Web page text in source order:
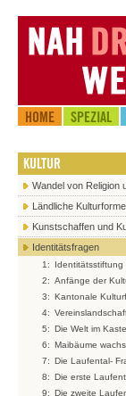
HOME SPEZIAL
KULTUR
Wandel von Religion
Ländliche
Kunstschaffen und
Identitätsfragen
1:
Identitätsstiftung
2: Anfänge der
3: Kantonale
4:
5: Die Welt im
6: Maibäume
7: Die Laufental-
8: Die erste
9: Die zweite